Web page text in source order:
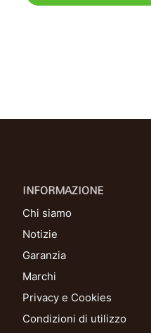
INFORMAZIONE
Chi siamo
Notizie
Garanzia
Marchi
Privacy e Cookies
Condizioni di utilizzo